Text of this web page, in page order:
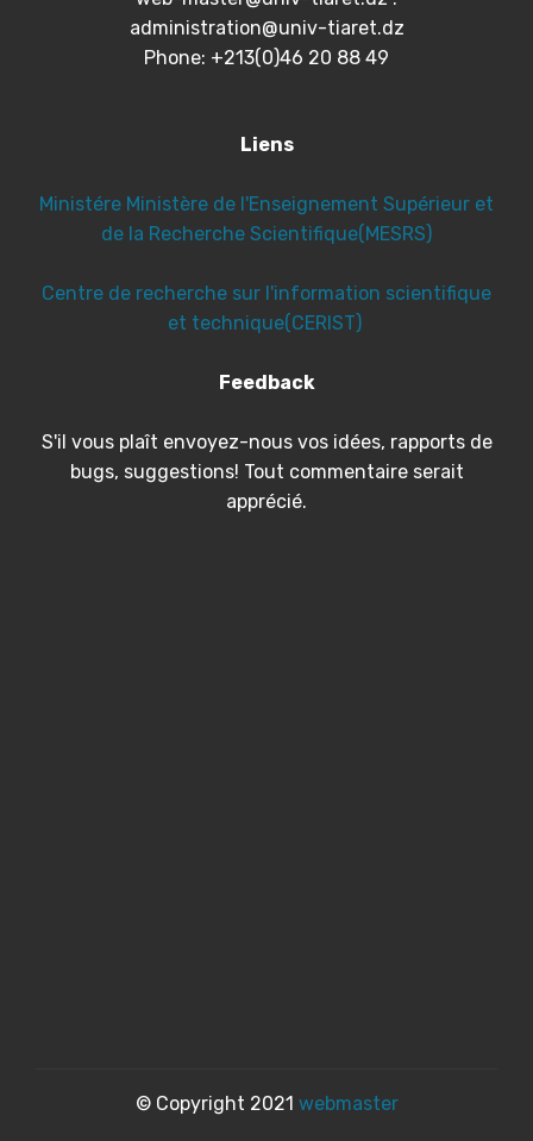
administration@univ-tiaret.dz
Phone: +213(0)46 20 88 49
Liens
Ministére Ministère de l'Enseignement Supérieur et
de la Recherche Scientifique(MESRS)
Centre de recherche sur l'information scientifique
et technique(CERIST)
Feedback
S'il vous plaît envoyez-nous vos idées, rapports de
bugs, suggestions! Tout commentaire serait
apprécié.
© Copyright 2021 webmaster